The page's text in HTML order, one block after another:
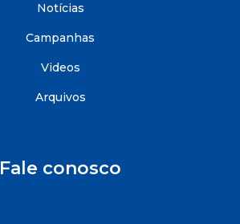
Notícias
Campanhas
Videos
Arquivos
Fale conosco